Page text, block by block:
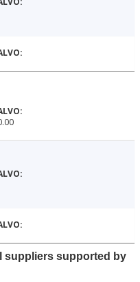
suppliers supported by